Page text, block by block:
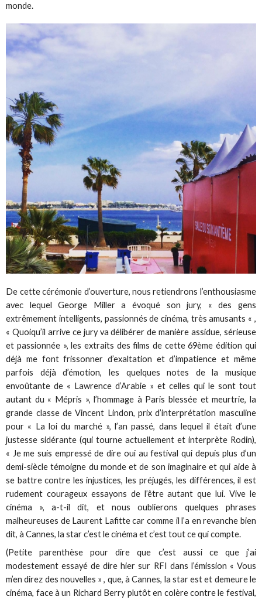
monde.
De cette cérémonie d’ouverture, nous retiendrons l’enthousiasme
avec lequel George Miller a évoqué son jury, « des gens
extrêmement intelligents, passionnés de cinéma, très amusants « ,
« Quoiqu’il arrive ce jury va délibérer de manière assidue, sérieuse
et passionnée », les extraits des films de cette 69ème édition qui
déjà me font frissonner d’exaltation et d’impatience et même
parfois déjà d’émotion, les quelques notes de la musique
envoûtante de « Lawrence d’Arabie » et celles qui le sont tout
autant du « Mépris », l’hommage à Paris blessée et meurtrie, la
grande classe de Vincent Lindon, prix d’interprétation masculine
pour « La loi du marché », l’an passé, dans lequel il était d’une
justesse sidérante (qui tourne actuellement et interprète Rodin),
« Je me suis empressé de dire oui au festival qui depuis plus d’un
demi-siècle témoigne du monde et de son imaginaire et qui aide à
se battre contre les injustices, les préjugés, les différences, il est
rudement courageux essayons de l’être autant que lui. Vive le
cinéma », a-t-il dit, et nous oublierons quelques phrases
malheureuses de Laurent Lafitte car comme il l’a en revanche bien
dit, à Cannes, la star c’est le cinéma et c’est tout ce qui compte.
(Petite parenthèse pour dire que c’est aussi ce que j’ai
modestement essayé de dire hier sur RFI dans l’émission « Vous
m’en direz des nouvelles » , que, à Cannes, la star est et demeure le
cinéma, face à un Richard Berry plutôt en colère contre le festival,